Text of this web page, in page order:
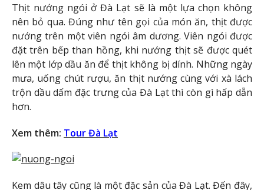
Thịt nướng ngói ở Đà Lạt sẽ là một lựa chọn không
nên bỏ qua. Đúng như tên gọi của món ăn, thịt được
nướng trên một viên ngói âm dương. Viên ngói được
đặt trên bếp than hồng, khi nướng thịt sẽ được quét
lên một lớp dầu ăn để thịt không bị dính. Những ngày
mưa, uống chút rượu, ăn thịt nướng cùng với xà lách
trộn dầu dấm đặc trưng của Đà Lạt thì còn gì hấp dẫn
hơn.
Xem thêm: Tour Đà Lạt
Kem dâu tây cũng là một đặc sản của Đà Lạt. Đến đây,